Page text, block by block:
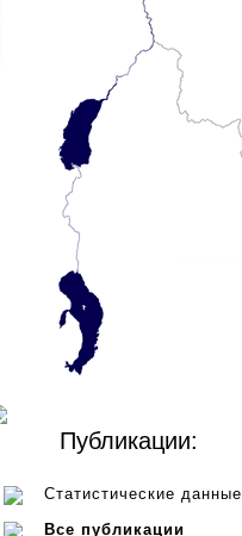
Публикации:
Статистические данные
Все публикации